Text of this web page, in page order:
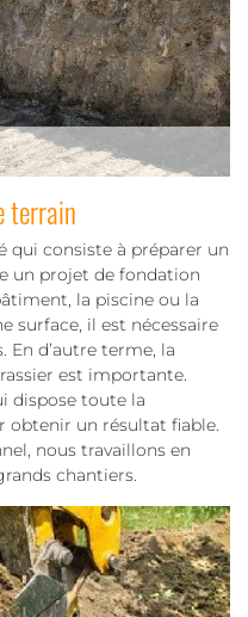
terrain
qui consiste à préparer un
un projet de fondation
la piscine ou la
surface, il est nécessaire
En d’autre terme, la
est importante.
dispose toute la
obtenir un résultat fiable.
nous travaillons en
chantiers.